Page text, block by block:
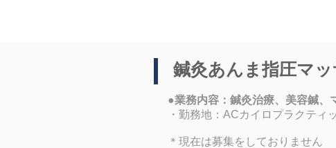
鍼灸あんま指圧マッ
●業務内容：鍼灸治療、美容鍼、
・勤務地：ACカイロプラクティ
​＊現在は募集をしておりません